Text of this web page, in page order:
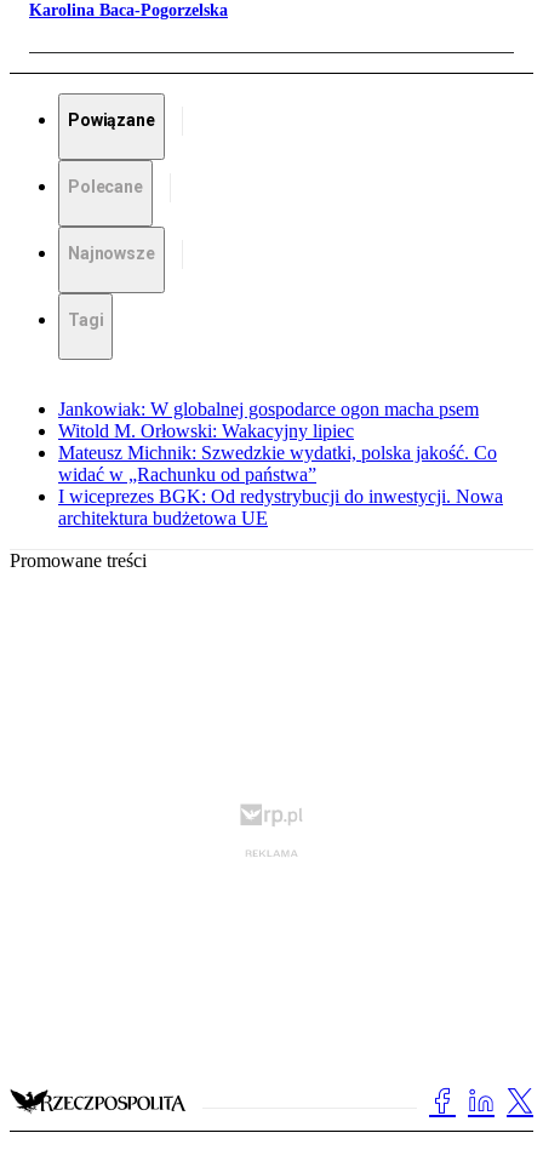
Karolina Baca-Pogorzelska
Powiązane
Polecane
Najnowsze
Tagi
Jankowiak: W globalnej gospodarce ogon macha psem
Witold M. Orłowski: Wakacyjny lipiec
Mateusz Michnik: Szwedzkie wydatki, polska jakość. Co
widać w „Rachunku od państwa”
I wiceprezes BGK: Od redystrybucji do inwestycji. Nowa
architektura budżetowa UE
Promowane treści